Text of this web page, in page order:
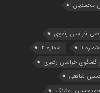
محمدیان
خراسان رضوی
شماره 1
شماره 2
گفتگوی خراسان رضوی
شافعی
روشنک